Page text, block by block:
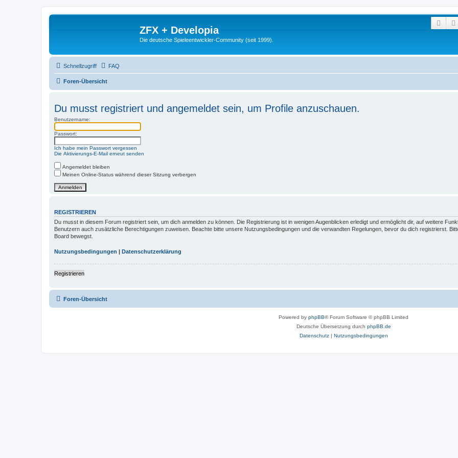
ZFX + Developia
Die deutsche Spieleentwickler-Community (seit 1999).
Schnellzugriff FAQ
Foren-Übersicht
Du musst registriert und angemeldet sein, um Profile anzuschauen.
Benutzername:
Passwort:
Ich habe mein Passwort vergessen
Die Aktivierungs-E-Mail erneut senden
Angemeldet bleiben
Meinen Online-Status während dieser Sitzung verbergen
REGISTRIEREN
Du musst in diesem Forum registriert sein, um dich anmelden zu können. Die Registrierung ist in wenigen Augenblicken erledigt und ermöglicht dir, auf weitere
Benutzern auch zusätzliche Berechtigungen zuweisen. Beachte bitte unsere Nutzungsbedingungen und die verwandten Regelungen, bevor du dich registrierst.
Board bewegst.
Nutzungsbedingungen | Datenschutzerklärung
Registrieren
Foren-Übersicht
Powered by phpBB® Forum Software © phpBB Limited
Deutsche Übersetzung durch phpBB.de
Datenschutz| Nutzungsbedingungen